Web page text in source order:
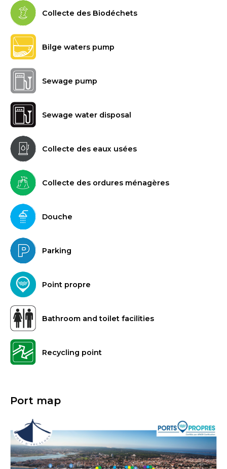
Collecte des Biodéchets
Bilge waters pump
Sewage pump
Sewage water disposal
Collecte des eaux usées
Collecte des ordures ménagères
Douche
Parking
Point propre
Bathroom and toilet facilities
Recycling point
Port map